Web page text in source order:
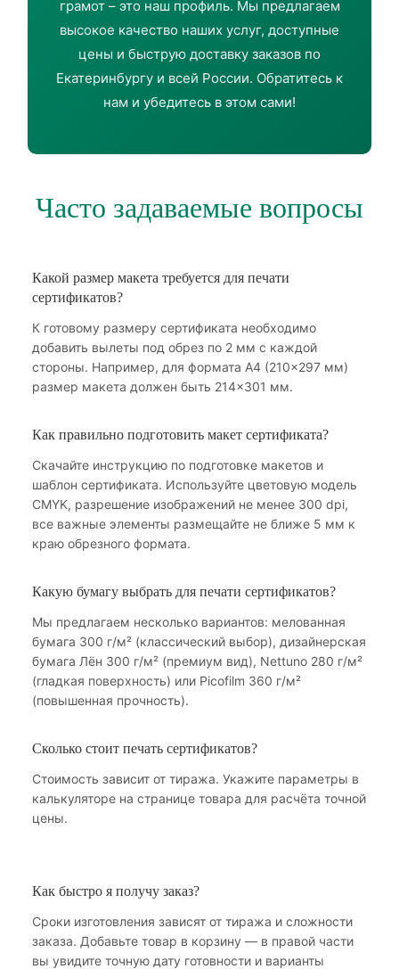
грамот – это наш профиль. Мы предлагаем
высокое качество наших услуг, доступные
цены и быструю доставку заказов по
Екатеринбургу и всей России. Обратитесь к
нам и убедитесь в этом сами!
Часто задаваемые вопросы
Какой размер макета требуется для печати
сертификатов?
К готовому размеру сертификата необходимо
добавить вылеты под обрез по 2 мм с каждой
стороны. Например, для формата А4 (210×297 мм)
размер макета должен быть 214×301 мм.
Как правильно подготовить макет сертификата?
Скачайте инструкцию по подготовке макетов и
шаблон сертификата. Используйте цветовую модель
CMYK, разрешение изображений не менее 300 dpi,
все важные элементы размещайте не ближе 5 мм к
краю обрезного формата.
Какую бумагу выбрать для печати сертификатов?
Мы предлагаем несколько вариантов: мелованная
бумага 300 г/м² (классический выбор), дизайнерская
бумага Лён 300 г/м² (премиум вид), Nettuno 280 г/м²
(гладкая поверхность) или Picofilm 360 г/м²
(повышенная прочность).
Сколько стоит печать сертификатов?
Стоимость зависит от тиража. Укажите параметры в
калькуляторе на странице товара для расчёта точной
цены.
Как быстро я получу заказ?
Сроки изготовления зависят от тиража и сложности
заказа. Добавьте товар в корзину — в правой части
вы увидите точную дату готовности и варианты